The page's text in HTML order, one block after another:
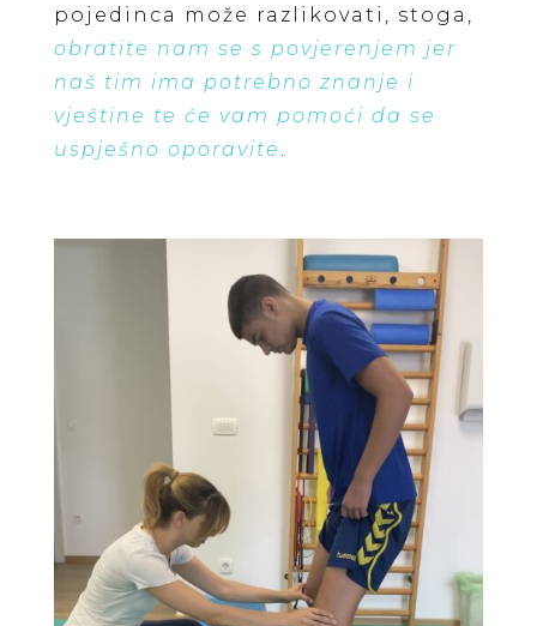
pojedinca može razlikovati, stoga,
obratite nam se s povjerenjem jer
naš tim ima potrebno znanje i
vještine te će vam pomoći da se
uspješno oporavite .